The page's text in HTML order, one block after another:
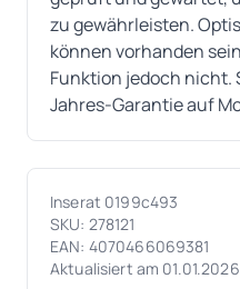
zu gewährleisten.
können vorhanden
Funktion jedoch nicht.
Jahres-Garantie auf
Inserat 0199c493
SKU: 278121
EAN: 4070466069381
Aktualisiert am